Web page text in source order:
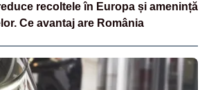
recoltele în Europa și amenință
Ce avantaj are România